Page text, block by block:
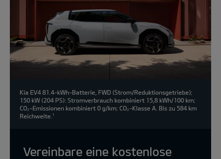
Kia EV4 81.4-kWh-Batterie, FWD (Strom/Reduktionsgetriebe);
150 kW (204 PS): Stromverbrauch kombiniert 15,8 kWh/100 km;
CO₂-Emissionen kombiniert 0 g/km; CO₂-Klasse A. Bis zu 584 km
Reichweite.
1
Vereinbare eine kostenlose